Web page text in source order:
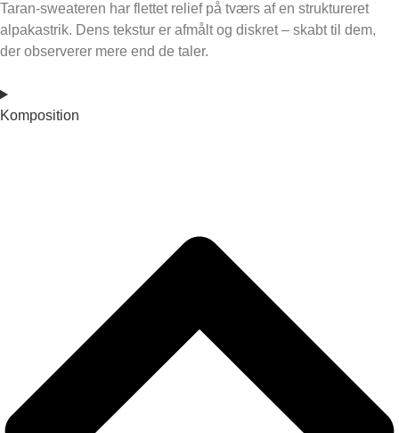
Taran-sweateren har flettet relief på tværs af en struktureret
alpakastrik. Dens tekstur er afmålt og diskret – skabt til dem,
der observerer mere end de taler.
Komposition